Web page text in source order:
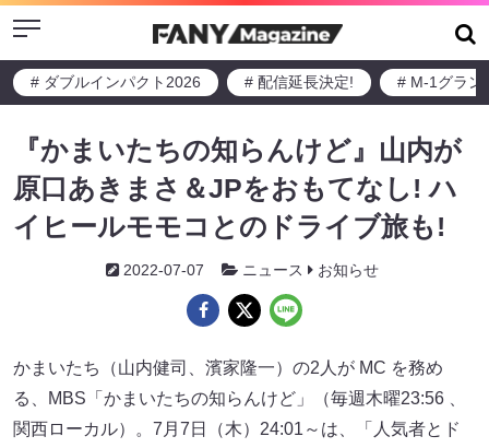
Menu
# ダブルインパクト2026 # 配信延長決定! # M-1グラン
『かまいたちの知らんけど』山内が
原口あきまさ＆JPをおもてなし! ハ
イヒールモモコとのドライブ旅も!
2022-07-07 ニュース お知らせ
かまいたち（山内健司、濱家隆一）の2人が MC を務め
る、MBS「かまいたちの知らんけど」（毎週木曜23:56 、
関西ローカル）。7月7日（木）24:01～は、「人気者とド